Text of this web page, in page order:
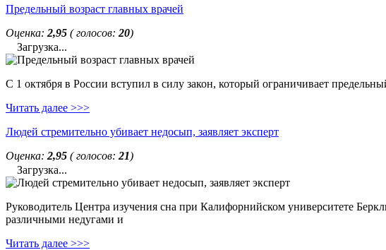
Предельный возраст главных врачей
Оценка: 2,95 ( голосов: 20)
Загрузка...
С 1 октября в России вступил в силу закон, который ограничивает
Читать далее >>>
Людей стремительно убивает недосып, заявляет эксперт
Оценка: 2,95 ( голосов: 21)
Загрузка...
Руководитель Центра изучения сна при Калифорнийском университете
различными недугами и
Читать далее >>>